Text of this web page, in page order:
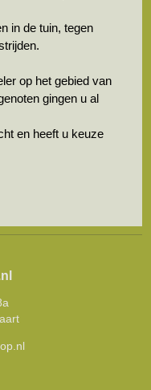
in de tuin, tegen
op het gebied van
gingen u al
en heeft u keuze